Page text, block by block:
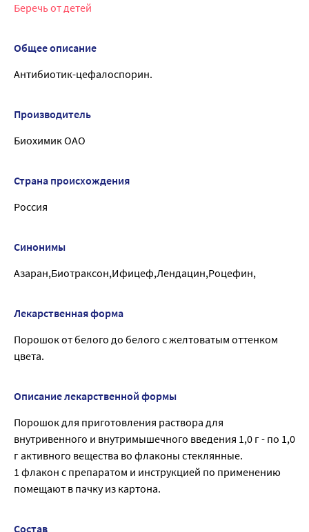
Беречь от детей
Общее описание
Антибиотик-цефалоспорин.
Производитель
Биохимик ОАО
Страна происхождения
Россия
Синонимы
Азаран,Биотраксон,Ифицеф,Лендацин,Роцефин,
Лекарственная форма
Порошок от белого до белого с желтоватым оттенком
цвета.
Описание лекарственной формы
Порошок для приготовления раствора для
внутривенного и внутримышечного введения 1,0 г - по 1,0
г активного вещества во флаконы стеклянные.
1 флакон с препаратом и инструкцией по применению
помещают в пачку из картона.
Состав